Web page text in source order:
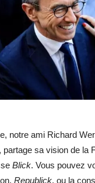
notre ami Richard
, partage sa vision de la
Blick. Vous pouvez
Republick, ou la